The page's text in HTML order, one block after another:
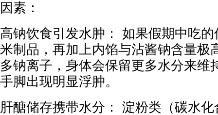
因素：
高钠饮食引发水肿： 如果假期中吃
米制品，再加上内馅与沾酱钠含量极
多钠离子，身体会保留更多水分来维
手脚出现明显浮肿。
肝醣储存携带水分： 淀粉类（碳水